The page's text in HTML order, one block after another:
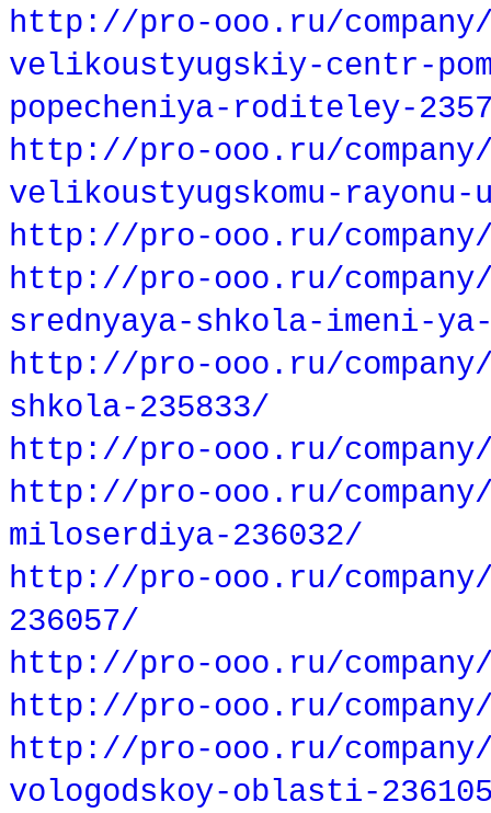
http://pro-ooo.ru/
velikoustyugskiy-centr-
popecheniya-roditeley-
http://pro-ooo.ru/company/
velikoustyugskomu-
http://pro-ooo.ru/company/
http://pro-ooo.ru/company/
srednyaya-shkola-imeni-
http://pro-ooo.ru/company/
shkola-235833/
http://pro-ooo.ru/company/
http://pro-ooo.ru/
miloserdiya-236032/
http://pro-ooo.ru/
236057/
http://pro-ooo.ru/
http://pro-ooo.ru/
http://pro-ooo.ru/
vologodskoy-oblasti-